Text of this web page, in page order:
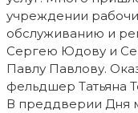
учреждении
обслуживанию и
Сергею Юдову и
Павлу Павлову.
фельдшер Татьяна
В преддверии Дня